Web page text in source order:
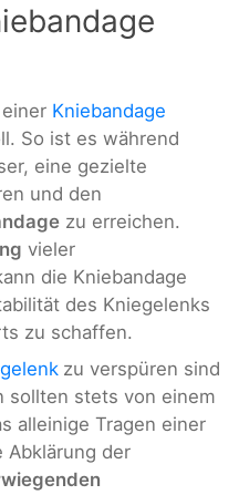
Kniebandage
So ist es während
eine gezielte
und den
zu erreichen.
vieler
die Kniebandage
des Kniegelenks
zu schaffen.
zu verspüren sind
sollten stets von einem
alleinige Tragen einer
Abklärung der